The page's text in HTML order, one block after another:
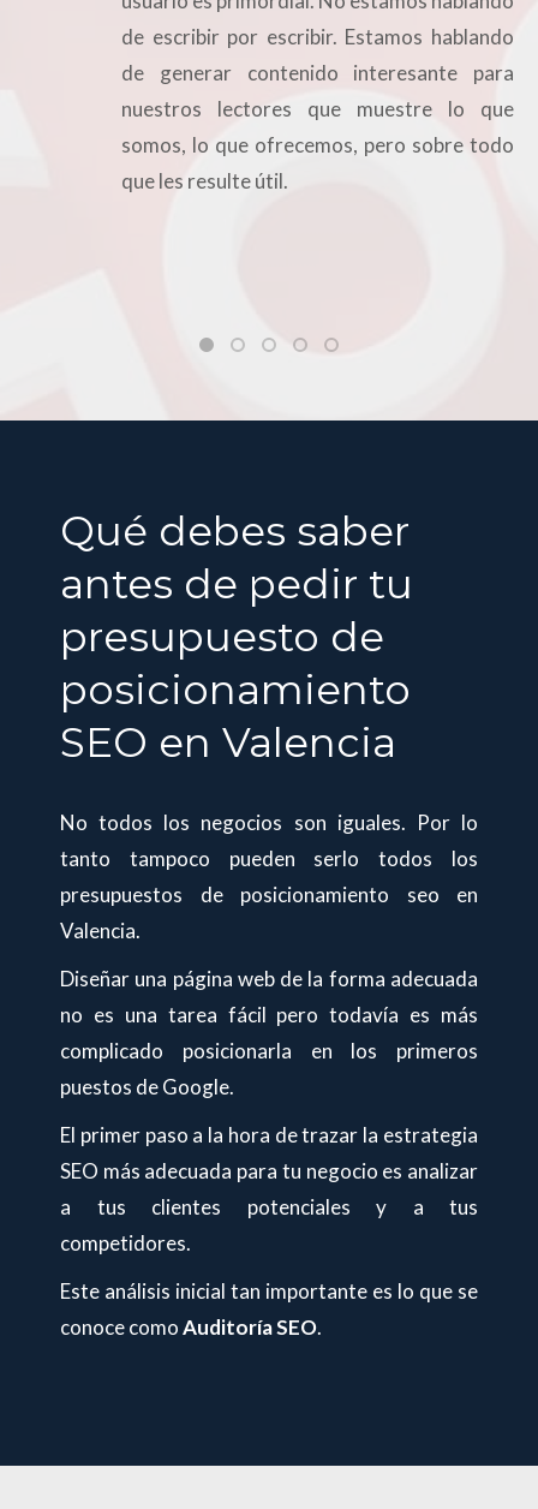
de escribir por escribir. Estamos hablando
de generar contenido interesante para
nuestros lectores que muestre lo que
somos, lo que ofrecemos, pero sobre todo
que les resulte útil.
Qué debes saber
antes de pedir tu
presupuesto de
posicionamiento
SEO en Valencia
No todos los negocios son iguales. Por lo
tanto tampoco pueden serlo todos los
presupuestos de posicionamiento seo en
Valencia.
Diseñar una página web de la forma adecuada
no es una tarea fácil pero todavía es más
complicado posicionarla en los primeros
puestos de Google.
El primer paso a la hora de trazar la estrategia
SEO más adecuada para tu negocio es analizar
a tus clientes potenciales y a tus
competidores.
Este análisis inicial tan importante es lo que se
conoce comoAuditoría SEO.